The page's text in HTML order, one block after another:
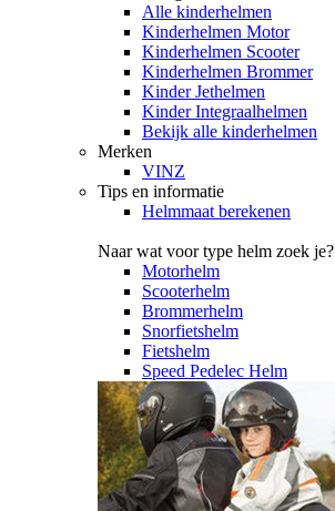
Alle kinderhelmen
Kinderhelmen Motor
Kinderhelmen Scooter
Kinderhelmen Brommer
Kinder Jethelmen
Kinder Integraalhelmen
Bekijk alle kinderhelmen
Merken
VINZ
Tips en informatie
Helmmaat berekenen
Naar wat voor type helm zoek je?
Motorhelm
Scooterhelm
Brommerhelm
Snorfietshelm
Fietshelm
Speed Pedelec Helm